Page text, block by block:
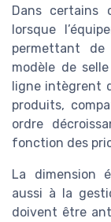
Dans certains
lorsque
permettant
modèle de
ligne intègrent
produits,
ordre
fonction des
La dimension
aussi à la
doivent être